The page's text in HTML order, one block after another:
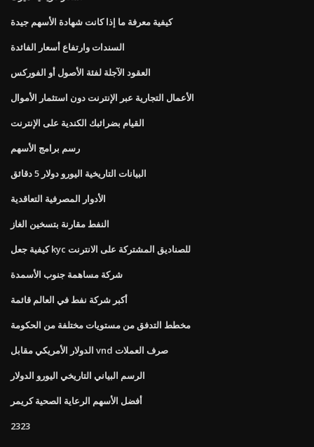
كيفية معرفة ما إذا كانت شهادة الأسهم جيدة
السندات وارتفاع أسعار الفائدة
العقود الآجلة لفئة الأصول أو الفوركس
الأعمال التجارية عبر الإنترنت دون استثمار الأموال
القيام بضرائبك الكندية على الإنترنت
رسم برامج الأسهم
البيانات التاريخية اليورو دولار 5 دقائق
الأدوار المصرفية التعاقدية
النفط مقارنة بتسخين الغاز
كيفية جعل kyc للصناديق المشتركة على الانترنت
شركة مساهمة جنوب الأسمدة
أكبر شركة نفط في العالم قائمة
مخطط التدفق من مستويات مختلفة من الحكومة
الدولار الأمريكي مقابل vnd صرف العملات
الرسم البياني التاريخي اليورو الدولار
أفضل الأسهم الرعاية الصحية كريمر
2323